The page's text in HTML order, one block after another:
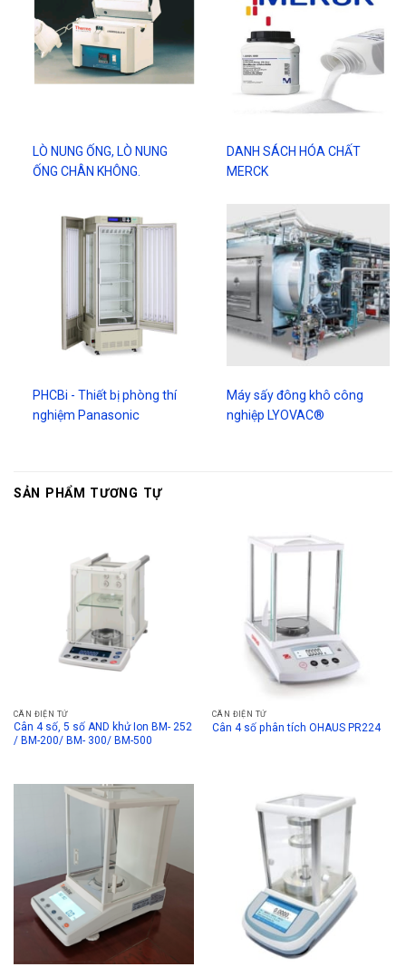
LÒ NUNG ỐNG, LÒ NUNG
ỐNG CHÂN KHÔNG.
DANH SÁCH HÓA CHẤT
MERCK
PHCBi - Thiết bị phòng thí
nghiệm Panasonic
Máy sấy đông khô công
nghiệp LYOVAC®
SẢN PHẨM TƯƠNG TỰ
CÂN ĐIỆN TỬ
Cân 4 số, 5 số AND khử Ion BM- 252
/ BM-200/ BM- 300/ BM-500
CÂN ĐIỆN TỬ
Cân 4 số phân tích OHAUS PR224